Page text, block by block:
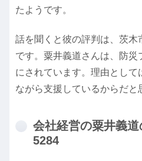
たようです。
話を聞くと彼の評判は、茨木
です。粟井義道さんは、防災
にされています。理由として
ながら支援しているからだと
会社経営の粟井義
5284